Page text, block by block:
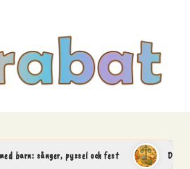
sånger, pyssel och fest Dansa